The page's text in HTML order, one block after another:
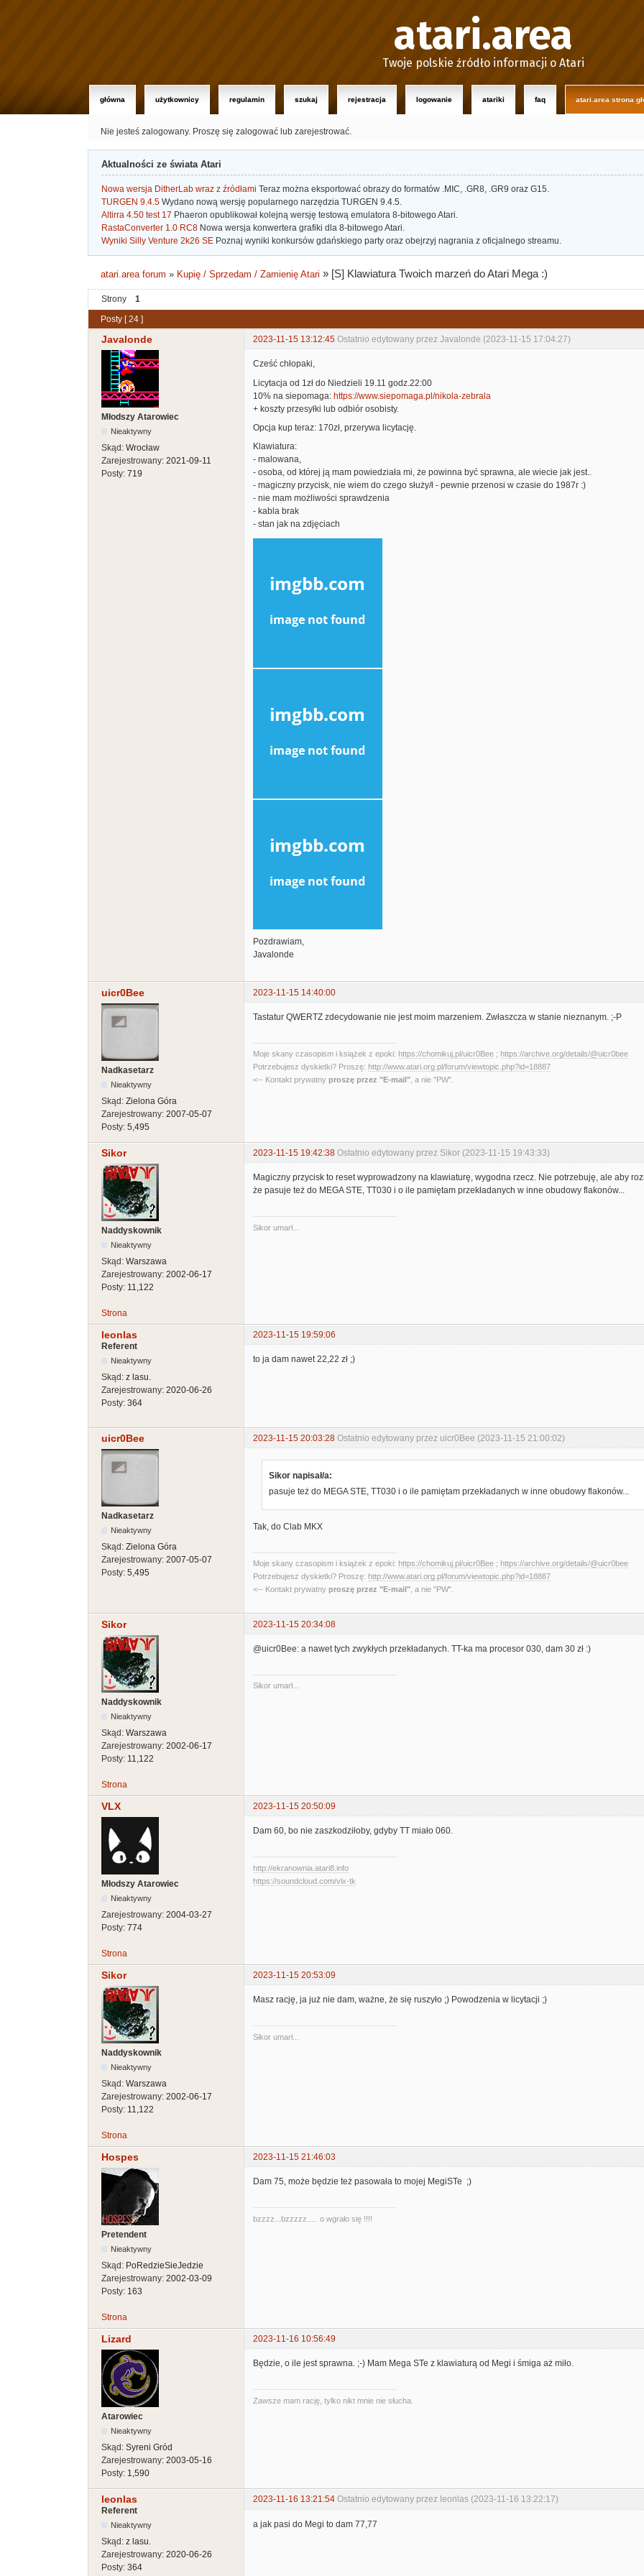
atari.area
Twoje polskie źródło informacji o Atari
główna użytkownicy regulamin szukaj rejestracja logowanie atariki faq atari.area strona
Nie jesteś zalogowany. Proszę się zalogować lub zarejestrować.
Aktualności ze świata Atari
Nowa wersja DitherLab wraz z źródłami Teraz można eksportować obrazy do formatów .MIC, .GR8, .GR9 oraz G15.
TURGEN 9.4.5 Wydano nową wersję popularnego narzędzia TURGEN 9.4.5.
Altirra 4.50 test 17 Phaeron opublikował kolejną wersję testową emulatora 8-bitowego Atari.
RastaConverter 1.0 RC8 Nowa wersja konwertera grafiki dla 8-bitowego Atari.
Wyniki Silly Venture 2k26 SE Poznaj wyniki konkursów gdańskiego party oraz obejrzyj nagrania z oficjalnego streamu.
atari.area forum » Kupię / Sprzedam / Zamienię Atari » [S] Klawiatura Twoich marzeń do Atari Mega :)
Strony
1
Posty [ 24 ]
Javalonde 2023-11-15 13:12:45 Ostatnio edytowany przez Javalonde (2023-11-15 17:04:27)
Młodszy Atarowiec
Nieaktywny
Skąd: Wrocław
Zarejestrowany: 2021-09-11
Posty: 719
Cześć chłopaki,
Licytacja od 1zł do Niedzieli 19.11 godz.22:00
10% na siepomaga: https://www.siepomaga.pl/nikola-zebrala
+ koszty przesyłki lub odbiór osobisty.
Opcja kup teraz: 170zł, przerywa licytację.
Klawiatura:
- malowana,
- osoba, od której ją mam powiedziała mi, że powinna być sprawna, ale wiecie jak jest..
- magiczny przycisk, nie wiem do czego służy/ł - pewnie przenosi w czasie do 1987r :)
- nie mam możliwości sprawdzenia
- kabla brak
- stan jak na zdjęciach
Pozdrawiam,
Javalonde
uicr0Bee 2023-11-15 14:40:00
Nadkasetarz
Nieaktywny
Skąd: Zielona Góra
Zarejestrowany: 2007-05-07
Posty: 5,495
Tastatur QWERTZ zdecydowanie nie jest moim marzeniem. Zwłaszcza w stanie nieznanym. ;-P
Moje skany czasopism i książek z epoki: https://chomikuj.pl/uicr0Bee ; https://archive.org/details/@uicr0bee
Potrzebujesz dyskietki? Proszę: http://www.atari.org.pl/forum/viewtopic.php?id=18887
<-- Kontakt prywatny proszę przez "E-mail" , a nie "PW".
Sikor 2023-11-15 19:42:38 Ostatnio edytowany przez Sikor (2023-11-15 19:43:33)
Naddyskownik
Nieaktywny
Skąd: Warszawa
Zarejestrowany: 2002-06-17
Posty: 11,122
Magiczny przycisk to reset wyprowadzony na klawiaturę, wygodna rzecz. Nie potrzebuję, ale aby
że pasuje też do MEGA STE, TT030 i o ile pamiętam przekładanych w inne obudowy flakonów...
Sikor umarł...
Strona
leonlas
2023-11-15 19:59:06
Referent
Nieaktywny
Skąd: z lasu.
Zarejestrowany: 2020-06-26
Posty: 364
to ja dam nawet 22,22 zł ;)
uicr0Bee 2023-11-15 20:03:28 Ostatnio edytowany przez uicr0Bee (2023-11-15 21:00:02)
Nadkasetarz
Nieaktywny
Skąd: Zielona Góra
Zarejestrowany: 2007-05-07
Posty: 5,495
Sikor napisał/a:
pasuje też do MEGA STE, TT030 i o ile pamiętam przekładanych w inne obudowy flakonów...
Tak, do Clab MKX
Moje skany czasopism i książek z epoki: https://chomikuj.pl/uicr0Bee ; https://archive.org/details/@uicr0bee
Potrzebujesz dyskietki? Proszę: http://www.atari.org.pl/forum/viewtopic.php?id=18887
<-- Kontakt prywatny proszę przez "E-mail" , a nie "PW".
Sikor 2023-11-15 20:34:08
Naddyskownik
Nieaktywny
Skąd: Warszawa
Zarejestrowany: 2002-06-17
Posty: 11,122
@uicr0Bee: a nawet tych zwykłych przekładanych. TT-ka ma procesor 030, dam 30 zł :)
Sikor umarł...
Strona
VLX 2023-11-15 20:50:09
Młodszy Atarowiec
Nieaktywny
Zarejestrowany: 2004-03-27
Posty: 774
Dam 60, bo nie zaszkodziłoby, gdyby TT miało 060.
http://ekranownia.atari8.info
https://soundcloud.com/vlx-tk
Strona
Sikor 2023-11-15 20:53:09
Naddyskownik
Nieaktywny
Skąd: Warszawa
Zarejestrowany: 2002-06-17
Posty: 11,122
Masz rację, ja już nie dam, ważne, że się ruszyło ;) Powodzenia w licytacji ;)
Sikor umarł...
Strona
Hospes 2023-11-15 21:46:03
Pretendent
Nieaktywny
Skąd: PoRedzieSieJedzie
Zarejestrowany: 2002-03-09
Posty: 163
Dam 75, może będzie też pasowała to mojej MegiSTe ;)
bzzzz...bzzzzz..... o wgrało się !!!!
Strona
Lizard 2023-11-16 10:56:49
Atarowiec
Nieaktywny
Skąd: Syreni Gród
Zarejestrowany: 2003-05-16
Posty: 1,590
Będzie, o ile jest sprawna. ;-) Mam Mega STe z klawiaturą od Megi i śmiga aż miło.
Zawsze mam rację, tylko nikt mnie nie słucha.
leonlas 2023-11-16 13:21:54 Ostatnio edytowany przez leonlas (2023-11-16 13:22:17)
Referent
Nieaktywny
Skąd: z lasu.
Zarejestrowany: 2020-06-26
Posty: 364
a jak pasi do Megi to dam 77,77